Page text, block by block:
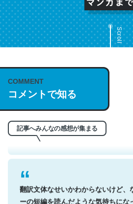
Scroll
COMMENT
コメントで知る
記事へみんなの感想が集まる
これは名文。彼はとてもクレバーな
う。英語少しでも読める人は原文も
れ好き。Let’s Fucking Go. Then
─今のこの状況が信じられるかい？ by ラー
翻訳文体なせいかわからないけど、
ーの短編を読んだような気持ちにな